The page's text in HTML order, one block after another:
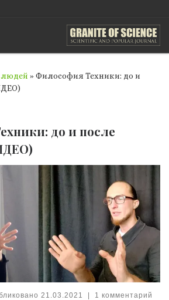
людей » Философия Техники: до и
до и после
21.03.2021 | 1 комментарий